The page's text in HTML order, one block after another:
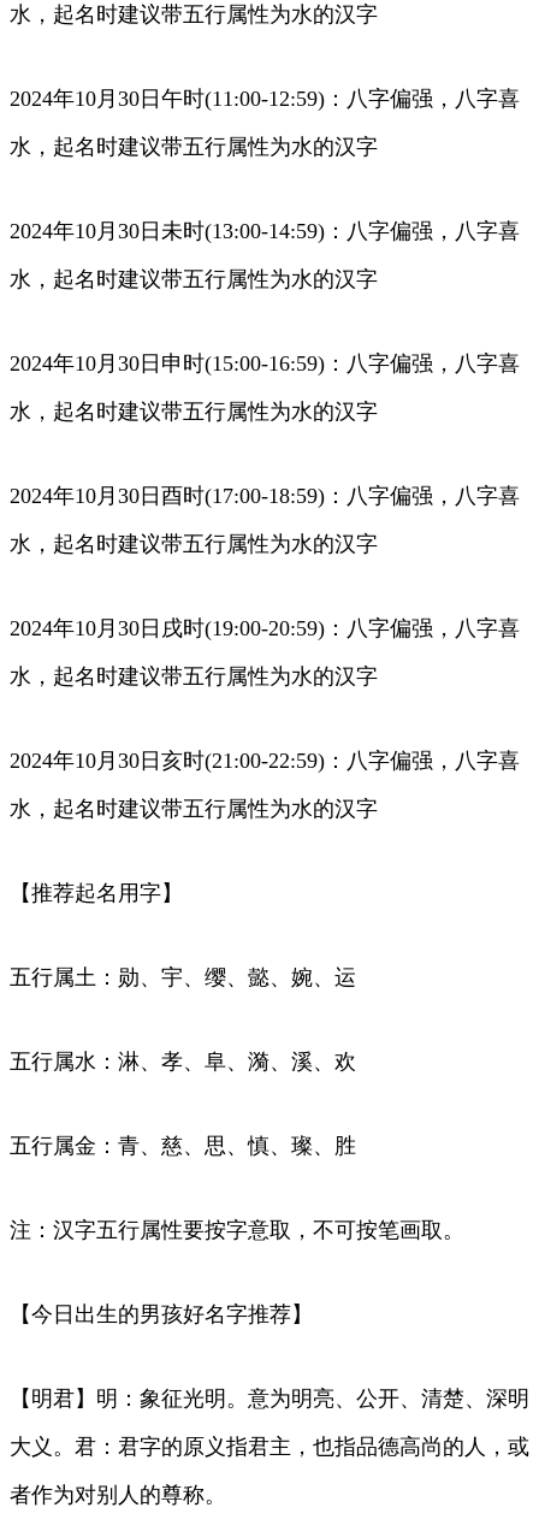
水，起名时建议带五行属性为水的汉字
2024年10月30日午时(11:00-12:59)：八字偏强，八字喜
水，起名时建议带五行属性为水的汉字
2024年10月30日未时(13:00-14:59)：八字偏强，八字喜
水，起名时建议带五行属性为水的汉字
2024年10月30日申时(15:00-16:59)：八字偏强，八字喜
水，起名时建议带五行属性为水的汉字
2024年10月30日酉时(17:00-18:59)：八字偏强，八字喜
水，起名时建议带五行属性为水的汉字
2024年10月30日戌时(19:00-20:59)：八字偏强，八字喜
水，起名时建议带五行属性为水的汉字
2024年10月30日亥时(21:00-22:59)：八字偏强，八字喜
水，起名时建议带五行属性为水的汉字
【推荐起名用字】
五行属土：勋、宇、缨、懿、婉、运
五行属水：淋、孝、阜、漪、溪、欢
五行属金：青、慈、思、慎、璨、胜
注：汉字五行属性要按字意取，不可按笔画取。
【今日出生的男孩好名字推荐】
【明君】明：象征光明。意为明亮、公开、清楚、深明
大义。君：君字的原义指君主，也指品德高尚的人，或
者作为对别人的尊称。